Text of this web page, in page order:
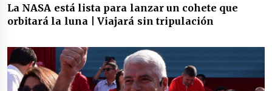
La NASA está lista para lanzar un cohete que
orbitará la luna | Viajará sin tripulación